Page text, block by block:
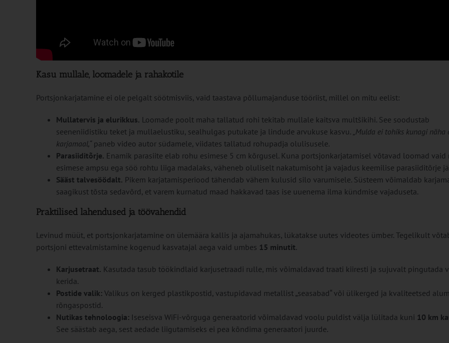
Kasu mullale, loomadele ja rahakotile
Portsjonkarjatamine ei ole pelgalt söötmisviis, vaid taastava põllumajanduse tööriist, millel on mitu eelist:
Mullatervis ja elurikkus. Loomade poolt maha tallatud rohi tekitab mullale kaitsva multšikihi. See soodustab
seeneniidistiku teket ja mullaelustiku, sealhulgas putukate ja lindude arvukuse kasvu. „Mulda ei tohiks kunagi näha
karjamaal,“paneb video autor südamele, viidates tallatud rohupadja olulisusele.
Parasiiditõrje. Enamik parasiite elab rohu esimese 5 cm kõrgusel. Kuna portsjonkarjatamisel võtavad loomad vaid
esimese ampsu ega söö rohtu liiga madalaks, väheneb oluliselt nakatumisoht ja vajadus keemilise parasiiditõrje
Sääst talvesöödalt. Pikem karjatamisperiood tähendab vähem kulusid silo varumisele. Süsteem võimaldab
saagikust tõsta sedavõrd, et varem kurnatud maad hakkavad taas ise uuenema ilma kündmise vajaduseta.
Praktilised lahendused ja töövahendid
Levinud müüt, et portsjonkarjatamine on ülemäära kallis ja ajamahukas, lükatakse uutes videotes ümber. Tegelikult
portsjoni ettevalmistamine kogenud kasvatajal aega vaid umbes 15 minutit.
Karjusetraat. Kasutada tasub töökindlaid karjusetraadi rulle, mis võimaldavad traati kiiresti ja sujuvalt pingutada
kerida.
Postide valik:Valikus on kerged plastikpostid, vastupidavad metallist „seasabad“ või ülikerged ja kvaliteetsed
rõngaspostid.
Nutikas tehnoloogia:Iseseisva WiFi-võrguga generaatorid võimaldavad voolu puldist välja lülitada kuni 10 km
See säästab aega, sest aedade liigutamiseks ei pea kõndima generaatori juurde.